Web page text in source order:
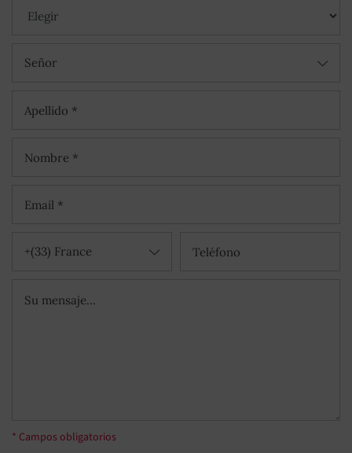
Señor
+(33) France
* Campos obligatorios